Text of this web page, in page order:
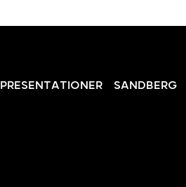
PRESENTATIONER SANDBERG